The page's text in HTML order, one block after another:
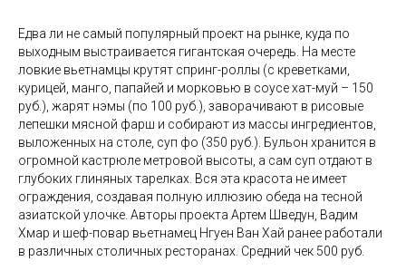
Едва ли не самый популярный проект на рынке, куда по
выходным выстраивается гигантская очередь. На месте
ловкие вьетнамцы крутят спринг-роллы (с креветками,
курицей, манго, папайей и морковью в соусе хат-муй – 150
руб.), жарят нэмы (по 100 руб.), заворачивают в рисовые
лепешки мясной фарш и собирают из массы ингредиентов,
выложенных на столе, суп фо (350 руб.). Бульон хранится в
огромной кастрюле метровой высоты, а сам суп отдают в
глубоких глиняных тарелках. Вся эта красота не имеет
ограждения, создавая полную иллюзию обеда на тесной
азиатской улочке. Авторы проекта Артем Шведун, Вадим
Хмар и шеф-повар вьетнамец Нгуен Ван Хай ранее работали
в различных столичных ресторанах. Средний чек 500 руб.